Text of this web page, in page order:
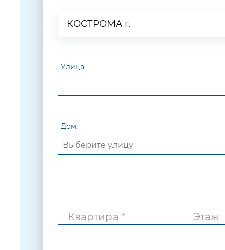
Населенный пункт
КОСТРОМА г.
Улица
Дом:
Квартира * Этаж